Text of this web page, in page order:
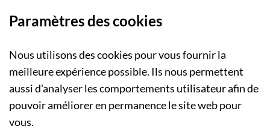
A PROPOS
Qui sommes-nous ?
Actualités
NOS RUBRIQUES
Paramètres des cookies
Nous utilisons des cookies pour vous fournir la
meilleure expérience possible. Ils nous permettent
aussi d'analyser les comportements utilisateur afin de
pouvoir améliorer en permanence le site web pour
vous.